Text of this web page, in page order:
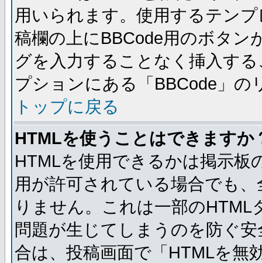
用いられます。使用するテン
稿欄の上にBBCode用のボタン
グを入力することなく挿入す
プションにある「BBCode」
トップに戻る
HTMLを使うことはできますか
HTMLを使用できるかは掲示板
用が許可されている場合でも
りません。これは一部の
問題が生じてしまうのを防ぐ
合は、投稿画面で「HTMLを無